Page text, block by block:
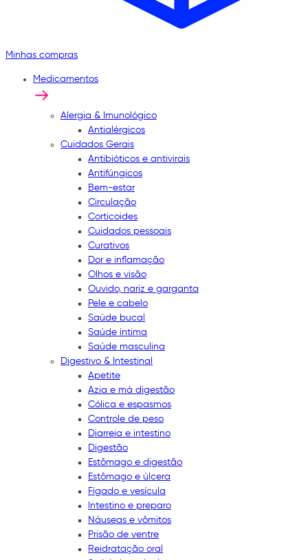
Minhas compras
Medicamentos
Alergia & Imunológico
Antialérgicos
Cuidados Gerais
Antibióticos e antivirais
Antifúngicos
Bem-estar
Circulação
Corticoides
Cuidados pessoais
Curativos
Dor e inflamação
Olhos e visão
Ouvido, nariz e garganta
Pele e cabelo
Saúde bucal
Saúde íntima
Saúde masculina
Digestivo & Intestinal
Apetite
Azia e má digestão
Cólica e espasmos
Controle de peso
Diarreia e intestino
Digestão
Estômago e digestão
Estômago e úlcera
Fígado e vesícula
Intestino e preparo
Náuseas e vômitos
Prisão de ventre
Reidratação oral